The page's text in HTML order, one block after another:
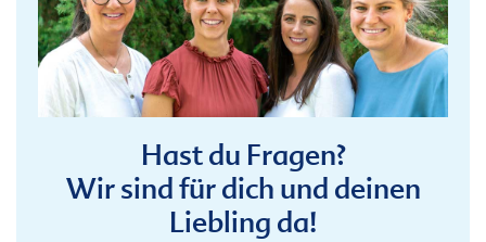
Hast du Fragen?
Wir sind für dich und deinen
Liebling da!